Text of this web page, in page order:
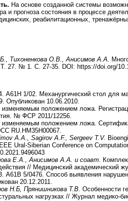
На основе созданной системы
и прогноза состояния в процессе
реабилитационных,
Тихоненкова О.В., Анисимов А.А.
27. № 1. С. 27-35. DOI: https://doi.org/
A61H 1/02. Механургический стол для
Опубликован 10.06.2010.
положением ложа.
№ ФСР 2011/12256.
положением ложа.
RU.HM35H00067.
A.A., Sagirov A.F., Sergeev T.V.
Ural-Siberian Conference on
Е.А., Анисимов А.А. и соавт.
// Медицинский академический
A61B 5/0476. Способ выявления
20.12.2011.
Н.Б, Прянишникова Т.В. Особенности
нагрузках // Журнал медико-